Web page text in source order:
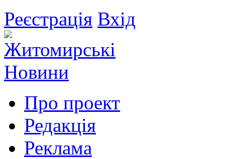
Реєстрація Вхід
Про проект
Редакція
Реклама